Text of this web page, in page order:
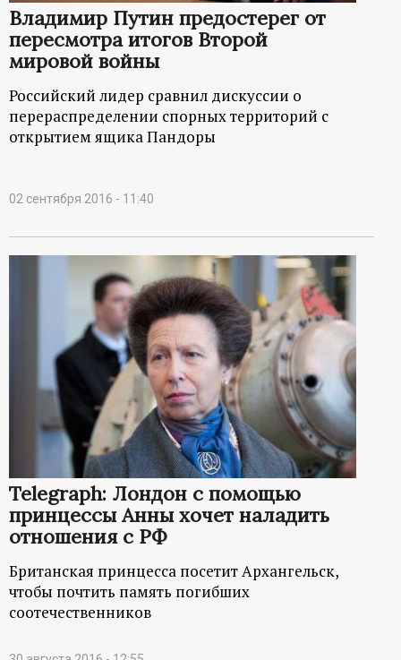
Владимир Путин предостерег от
пересмотра итогов Второй
мировой войны
Российский лидер сравнил дискуссии о
перераспределении спорных территорий с
открытием ящика Пандоры
02 сентября 2016 - 11:40
Telegraph: Лондон с помощью
принцессы Анны хочет наладить
отношения с РФ
Британская принцесса посетит Архангельск,
чтобы почтить память погибших
соотечественников